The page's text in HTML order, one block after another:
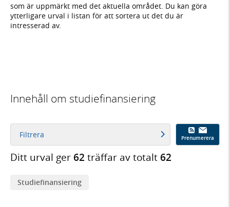
som är uppmärkt med det aktuella området. Du kan göra
ytterligare urval i listan för att sortera ut det du är
intresserad av.
Innehåll om studiefinansiering
Filtrera Prenumerera
Ditt urval ger62 träffar av totalt62
Studiefinansiering